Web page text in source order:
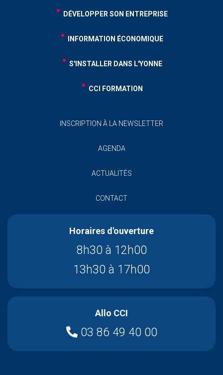
DÉVELOPPER SON ENTREPRISE
INFORMATION ÉCONOMIQUE
S'INSTALLER DANS L'YONNE
CCI FORMATION
INSCRIPTION À LA NEWSLETTER
AGENDA
ACTUALITÉS
CONTACT
Horaires d'ouverture
8h30 à 12h00
13h30 à 17h00
Allo CCI
03 86 49 40 00